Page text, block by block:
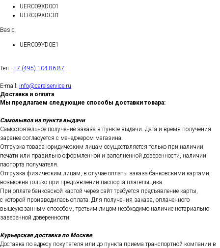
UER009XD001
UER009XDC01
Basic
UER009YD0E1
Тел.: +7 (495) 104-86-87
E-mail: info@carelservice.ru
Доставка и оплата
Мы предлагаем следующие способы доставки товара:
Самовывоз из пункта выдачи
Самостоятельное получение заказа в пункте выдачи. Дата и время получения
заранее согласуется с менеджером магазина.
Отгрузка товара юридическим лицам осуществляется только при наличии
печати или правильно оформленной и заполненной доверенности, наличии
паспорта получателя.
Отгрузка физическим лицам, в случае оплаты заказа банковскими картами,
возможна только при предъявлении паспорта плательщика.
При оплате банковской картой через сайт требуется предъявление карты,
с которой производилась оплата. Для получения заказа, оплаченного
вышеуказанным способом, третьим лицом необходимо наличие нотариально
заверенной доверенности.
Курьерская доставка по Москве
Доставка по адресу покупателя или до пункта приема транспортной компании в